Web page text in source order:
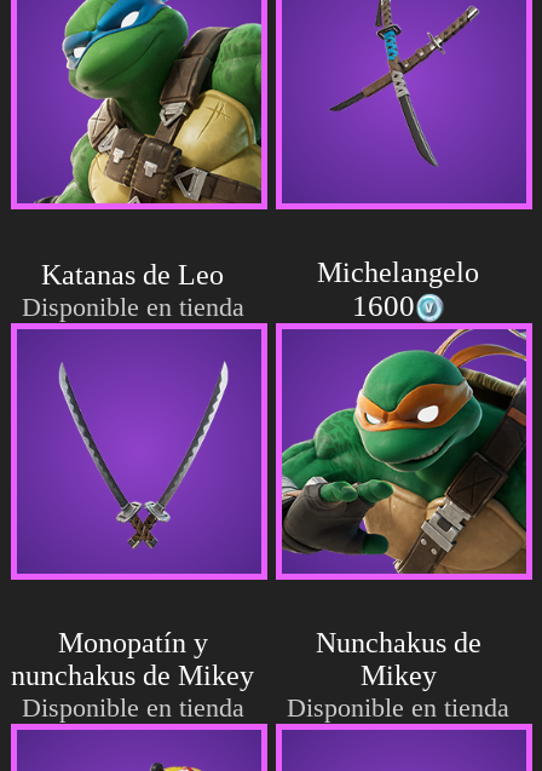
Katanas de Leo
Disponible en tienda
Michelangelo
1600
Monopatín y
nunchakus de Mikey
Disponible en tienda
Nunchakus de
Mikey
Disponible en tienda